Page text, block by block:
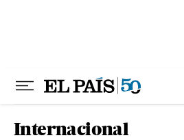
Internacional